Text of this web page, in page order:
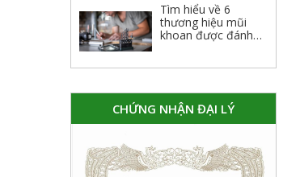
Tìm hiểu về 6
thương hiệu mũi
khoan được đánh
CHỨNG NHẬN ĐẠI LÝ